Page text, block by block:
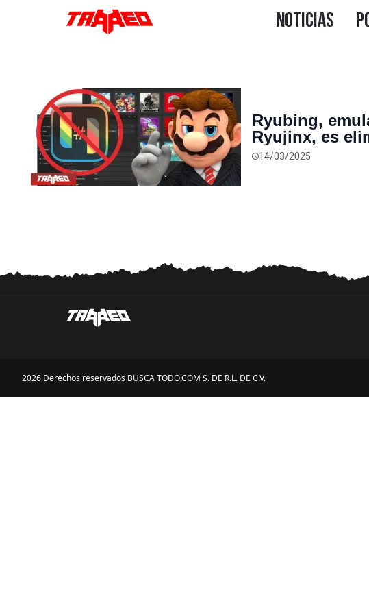
Ryubing,
Ryujinx, es
14/03/2025
2026 Derechos reservados BUSCA TODO.COM S. DE R.L. DE C.V.